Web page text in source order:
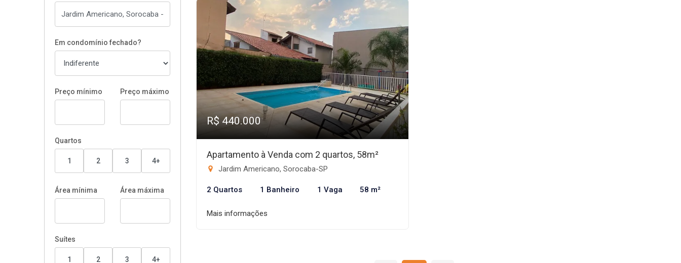
Em condomínio fechado?
Preço mínimo Preço máximo
Quartos
1 2 3 4+
Área mínima Área máxima
Suítes
1 2 3 4+
R$ 440.000
Apartamento à Venda com 2 quartos, 58m²
Jardim Americano, Sorocaba-SP
2 Quartos 1 Banheiro 1 Vaga 58 m²
Mais informações